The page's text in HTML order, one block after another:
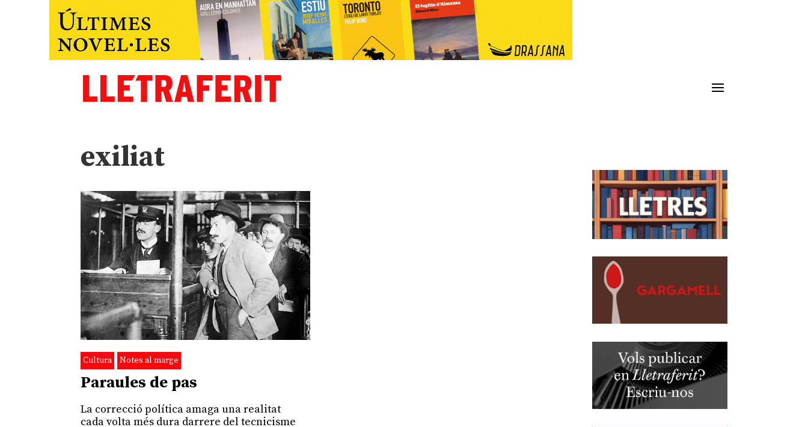
exiliat
Cultura Notes al marge
Paraules de pas
La correcció política amaga una realitat
cada volta més dura darrere del tecnicisme